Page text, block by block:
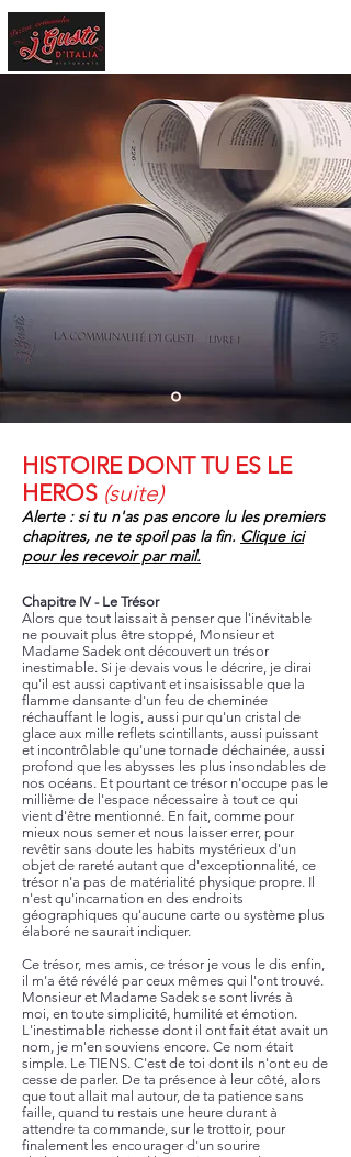
HISTOIRE DONT TU ES LE
HEROS (suite)
Alerte : si tu n'as pas encore lu les premiers
chapitres, ne te spoil pas la fin. Clique ici
pour les recevoir par mail.
Chapitre IV - Le Trésor
Alors que tout laissait à penser que l'inévitable
ne pouvait plus être stoppé, Monsieur et
Madame Sadek ont découvert un trésor
inestimable. Si je devais vous le décrire, je dirai
qu'il est aussi captivant et insaisissable que la
flamme dansante d'un feu de cheminée
réchauffant le logis, aussi pur qu'un cristal de
glace aux mille reflets scintillants, aussi puissant
et incontrôlable qu'une tornade déchainée, aussi
profond que les abysses les plus insondables de
nos océans. Et pourtant ce trésor n'occupe pas le
millième de l'espace nécessaire à tout ce qui
vient d'être mentionné. En fait, comme pour
mieux nous semer et nous laisser errer, pour
revêtir sans doute les habits mystérieux d'un
objet de rareté autant que d'exceptionnalité, ce
trésor n'a pas de matérialité physique propre. Il
n'est qu'incarnation en des endroits
géographiques qu'aucune carte ou système plus
élaboré ne saurait indiquer.
Ce trésor, mes amis, ce trésor je vous le dis enfin,
il m'a été révélé par ceux mêmes qui l'ont trouvé.
Monsieur et Madame Sadek se sont livrés à
moi, en toute simplicité, humilité et émotion.
L'inestimable richesse dont il ont fait état avait un
nom, je m'en souviens encore. Ce nom était
simple. Le TIENS. C'est de toi dont ils n'ont eu de
cesse de parler. De ta présence à leur côté, alors
que tout allait mal autour, de ta patience sans
faille, quand tu restais une heure durant à
attendre ta commande, sur le trottoir, pour
finalement les encourager d'un sourire